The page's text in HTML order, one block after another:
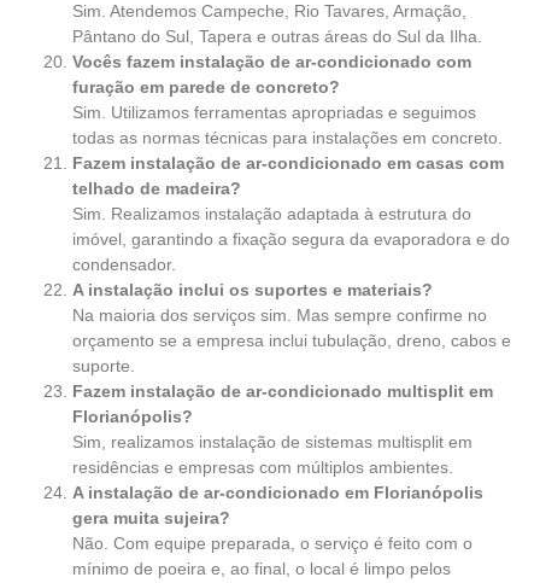
Sim. Atendemos Campeche, Rio Tavares, Armação,
Pântano do Sul, Tapera e outras áreas do Sul da Ilha.
Vocês fazem instalação de ar-condicionado com
furação em parede de concreto?
Sim. Utilizamos ferramentas apropriadas e seguimos
todas as normas técnicas para instalações em concreto.
Fazem instalação de ar-condicionado em casas com
telhado de madeira?
Sim. Realizamos instalação adaptada à estrutura do
imóvel, garantindo a fixação segura da evaporadora e do
condensador.
A instalação inclui os suportes e materiais?
Na maioria dos serviços sim. Mas sempre confirme no
orçamento se a empresa inclui tubulação, dreno, cabos e
suporte.
Fazem instalação de ar-condicionado multisplit em
Florianópolis?
Sim, realizamos instalação de sistemas multisplit em
residências e empresas com múltiplos ambientes.
A instalação de ar-condicionado em Florianópolis
gera muita sujeira?
Não. Com equipe preparada, o serviço é feito com o
mínimo de poeira e, ao final, o local é limpo pelos